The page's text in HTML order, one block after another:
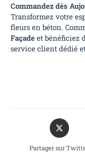
Commandez dès
Transformez votre
fleurs en béton.
Façade et bénéficiez
service client dédié
Partager sur